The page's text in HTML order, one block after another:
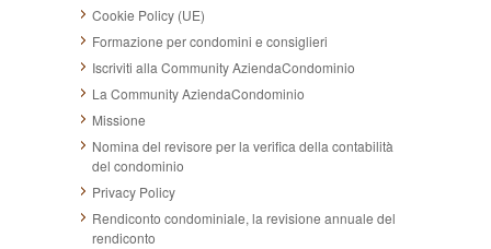
Cookie Policy (UE)
Formazione per condomini e consiglieri
Iscriviti alla Community AziendaCondominio
La Community AziendaCondominio
Missione
Nomina del revisore per la verifica della contabilità
del condominio
Privacy Policy
Rendiconto condominiale, la revisione annuale del
rendiconto